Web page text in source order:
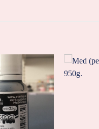
Zaprati
ovaj
artikal